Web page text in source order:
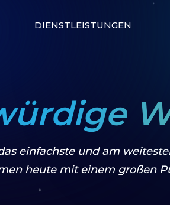
DIENSTLEISTUNGEN
einfachste und am
heute mit einem großen